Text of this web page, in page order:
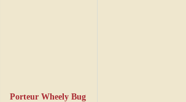
Porteur Wheely Bug